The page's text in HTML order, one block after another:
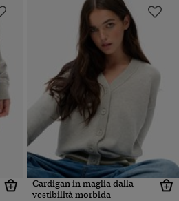
Cardigan in maglia dalla
vestibilità morbida